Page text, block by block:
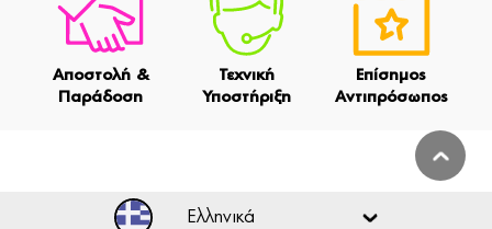
Αποστολή &
Παράδοση
Τεχνική
Υποστήριξη
Επίσημος
Αντιπρόσωπος
Ελληνικά